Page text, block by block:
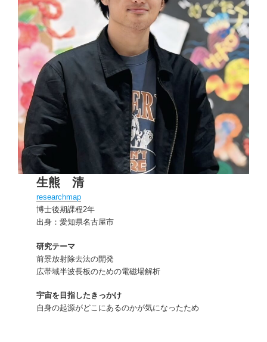
生熊 清
researchmap
博士後期課程2年
出身：愛知県名古屋市
研究テーマ
前景放射除去法の開発
広帯域半波長板のための電磁場解析
宇宙を目指したきっかけ
自身の起源がどこにあるのかが気になったため